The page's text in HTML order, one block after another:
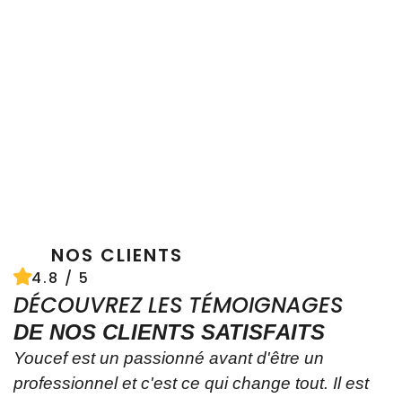
NOS CLIENTS
4.8 / 5
DÉCOUVREZ LES TÉMOIGNAGES
DE NOS CLIENTS SATISFAITS
Youcef est un passionné avant d'être un
professionnel et c'est ce qui change tout. Il est